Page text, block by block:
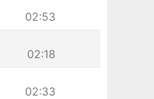
02:53
02:18
02:33